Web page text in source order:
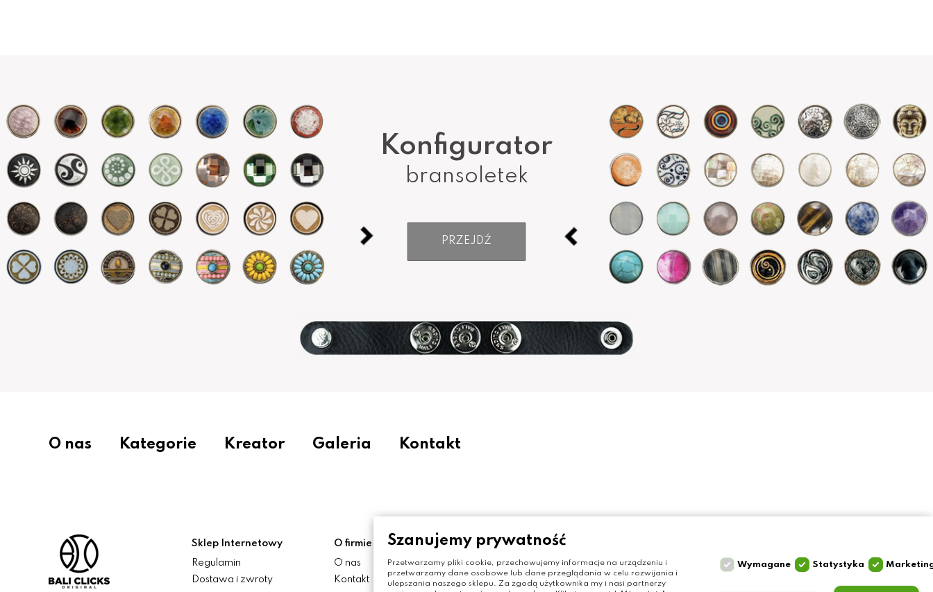
Konfigurator
bransoletek
PRZEJDŹ
O nas Kategorie Kreator Galeria Kontakt
Sklep Internetowy
Regulamin
Dostawa i zwroty
O firmie
O nas
Kontakt
Moje konto
Moje konto
Zamówienia
Olga Grzyb STILO
ul. Gałczyńskiego 24
Szanujemy prywatność
Przetwarzamy pliki cookie, przechowujemy informacje na urządzeniu i
przetwarzamy dane osobowe lub dane przeglądania w celu rozwijania i
ulepszania naszego sklepu. Za zgodą użytkownika my i nasi partnerzy
Wymagane Statystyka